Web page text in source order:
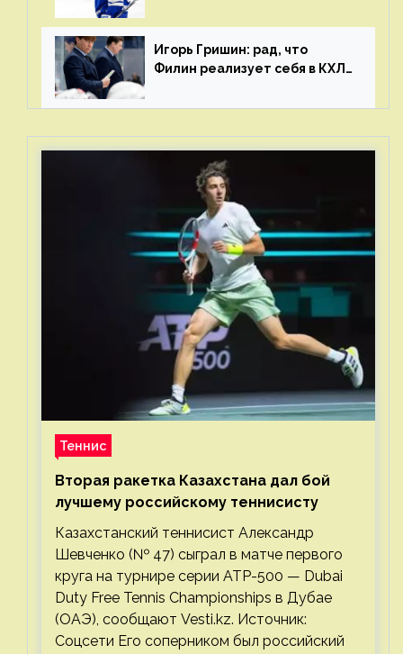
много
Игорь Гришин: рад, что
Филин реализует себя в КХЛ
стали загонять его в рамки
Теннис
Вторая ракетка Казахстана дал бой
лучшему российскому теннисисту
Казахстанский теннисист Александр
Шевченко (№ 47) сыграл в матче первого
круга на турнире серии ATP-500 — Dubai
Duty Free Tennis Championships в Дубае
(ОАЭ), сообщают Vesti.kz. Источник:
Соцсети Его соперником был российский